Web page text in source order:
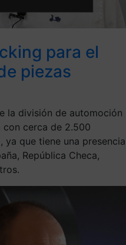
para el
piezas
la división de automoción
cerca de 2.500
que tiene una presencia
República Checa,